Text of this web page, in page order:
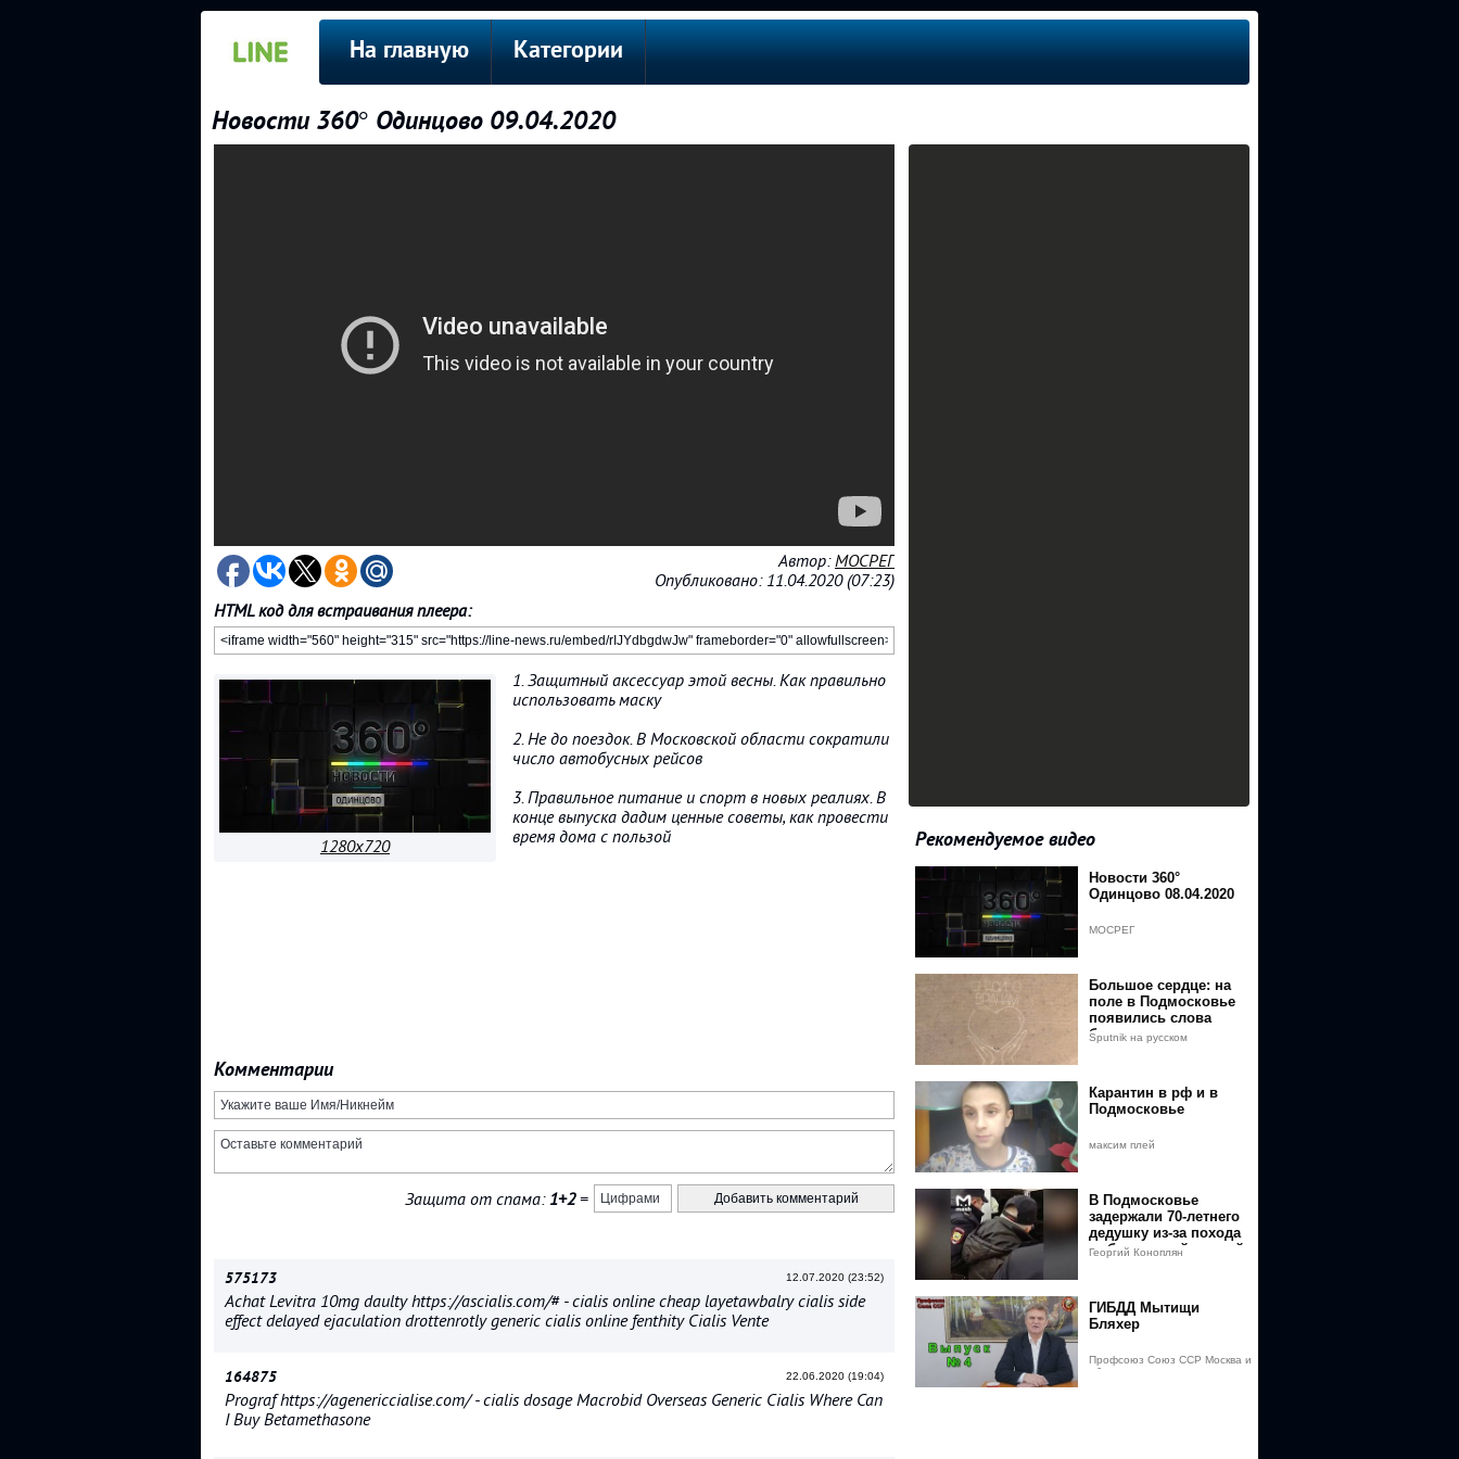
На главную Категории
Новости 360° Одинцово 09.04.2020
Автор:МОСРЕГ
Опубликовано: 11.04.2020 (07:23)
HTML код для встраивания плеера:
1280x720
1. Защитный аксессуар этой весны. Как правильно
использовать маску
2. Не до поездок. В Московской области сократили
число автобусных рейсов
3. Правильное питание и спорт в новых реалиях. В
конце выпуска дадим ценные советы, как провести
время дома с пользой
Комментарии
Защита от спама: 1+2=
575173 12.07.2020 (23:52)
Achat Levitra 10mg daulty https://ascialis.com/# - cialis online cheap layetawbalry cialis side
effect delayed ejaculation drottenrotly generic cialis online fenthity Cialis Vente
164875 22.06.2020 (19:04)
Prograf https://agenericcialise.com/ - cialis dosage Macrobid Overseas Generic Cialis Where Can
I Buy Betamethasone
Рекомендуемое видео
Новости 360°
Одинцово 08.04.2020
МОСРЕГ
Большое сердце: на
поле в Подмосковье
появились слова
благодарности
Sputnik на русском
Карантин в рф и в
Подмосковье
максим плей
В Подмосковье
задержали 70-летнего
дедушку из-за похода
за бесплатной газетой.
Георгий Коноплян
ГИБДД Мытищи
Бляхер
Профсоюз Союз ССР Москва и
область